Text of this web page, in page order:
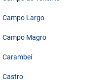
Campo Largo
Campo Magro
Carambeí
Castro